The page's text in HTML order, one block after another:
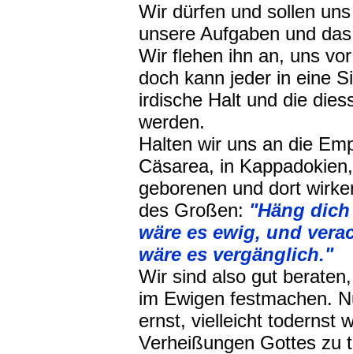
Wir dürfen und sollen
unsere Aufgaben und
Wir flehen ihn an, uns
doch kann jeder in eine
irdische Halt und die
werden.
Halten wir uns an die
Cäsarea, in
geborenen und dort
des Großen: "Häng
wäre es ewig, und
wäre es vergänglich."
Wir sind also gut
im Ewigen festmachen.
ernst, vielleicht todernst
Verheißungen Gottes zu